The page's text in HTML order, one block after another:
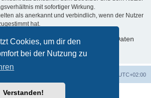
Cookies, um dir den
bei der Nutzung zu
Verstanden!
mit sofortiger Wirkung.
als anerkannt und verbindlich, wenn der Nutzer
hat.
Umgang mit deinen persönlichen Daten
enthalten.
UTC+02:00
phpBB® Forum Software © phpBB Limited